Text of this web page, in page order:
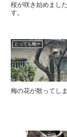
桜が咲き始めまし
す。
とっても梅ー
梅の花が散ってし